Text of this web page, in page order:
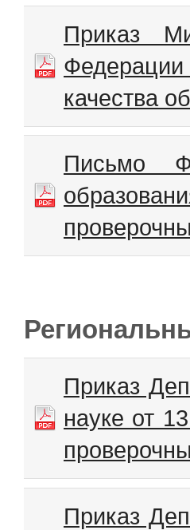
Приказ
качества
Письмо
Приказ
науке от
Приказ